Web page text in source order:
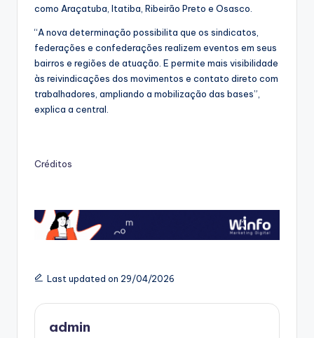
como Araçatuba, Itatiba, Ribeirão Preto e Osasco.
“A nova determinação possibilita que os sindicatos,
federações e confederações realizem eventos em seus
bairros e regiões de atuação. E permite mais visibilidade
às reivindicações dos movimentos e contato direto com
trabalhadores, ampliando a mobilização das bases”,
explica a central.
Créditos
Last updated on 29/04/2026
admin